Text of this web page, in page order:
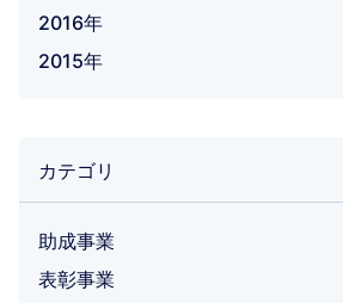
2016年
2015年
カテゴリ
助成事業
表彰事業